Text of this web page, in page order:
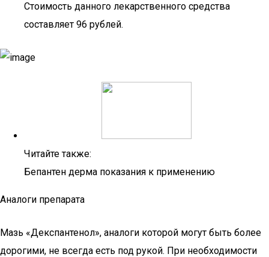
Стоимость данного лекарственного средства
составляет 96 рублей.
Читайте также:
Бепантен дерма показания к применению
Аналоги препарата
Мазь «Декспантенол», аналоги которой могут быть более
дорогими, не всегда есть под рукой. При необходимости